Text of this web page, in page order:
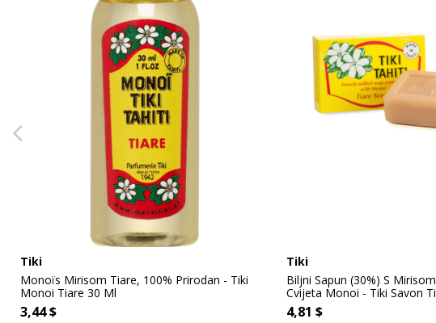
Tiki
Monoïs Mirisom Tiare, 100% Prirodan - Tiki
Monoi Tiare 30 Ml
3,44 $
Tiki
Biljni Sapun (30%) S
Cvijeta Monoi - Tiki Savon
4,81 $